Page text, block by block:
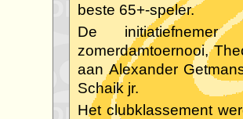
beste 65+-speler.
De
zomerdamtoernooi,
aan Alexander
Schaik jr.
Het clubklassement